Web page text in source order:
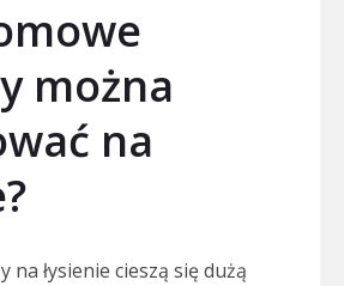
można
na
na łysienie cieszą się dużą